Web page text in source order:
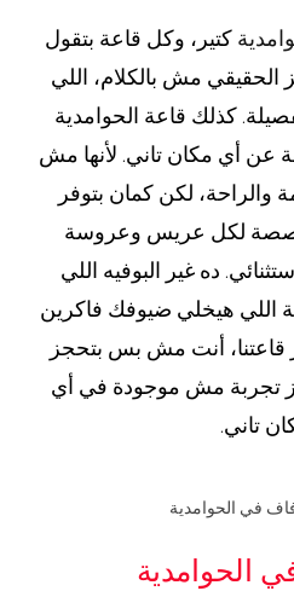
كتير، وكل قاعة بتقول
الحقيقي مش بالكلام، اللي
كذلك قاعة الحوامدية
عن أي مكان تاني. لأنها مش
والراحة، لكن كمان بتوفر
لكل عريس وعروسة
ده غير البوفيه اللي
اللي هيخلي ضيوفك فاكرين
قاعتنا، أنت مش بس بتحجز
تجربة مش موجودة في أي
تاني.
الحوامدية